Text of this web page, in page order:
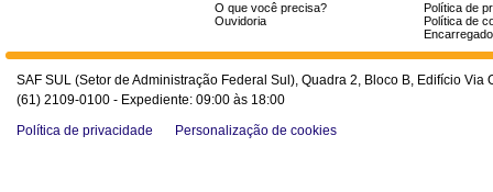
O que você precisa?
Ouvidoria
Política de
Política de
SAF SUL (Setor de Administração Federal Sul), Quadra 2, Bloco B, Edifício
(61) 2109-0100 - Expediente: 09:00 às 18:00
Política de privacidade
Personalização de cookies